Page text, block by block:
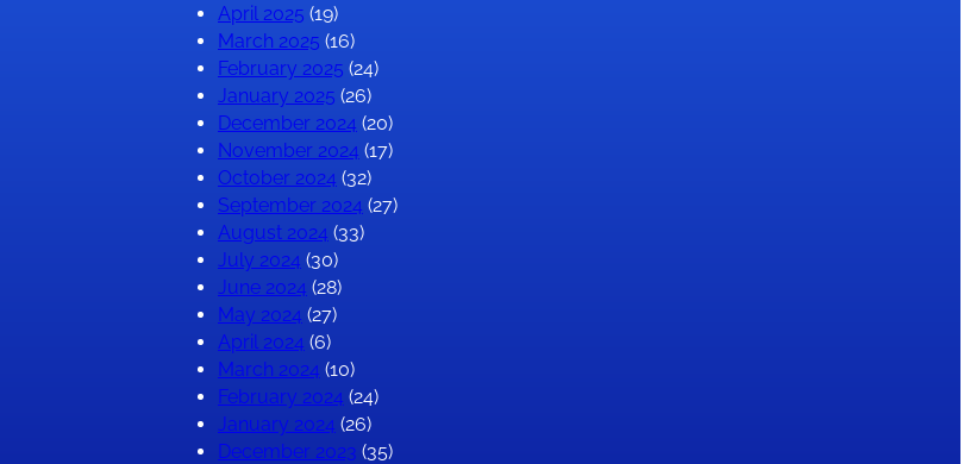
April 2025 (19)
March 2025 (16)
February 2025 (24)
January 2025 (26)
December 2024 (20)
November 2024 (17)
October 2024 (32)
September 2024 (27)
August 2024 (33)
July 2024 (30)
June 2024 (28)
May 2024 (27)
April 2024 (6)
March 2024 (10)
February 2024 (24)
January 2024 (26)
December 2023 (35)